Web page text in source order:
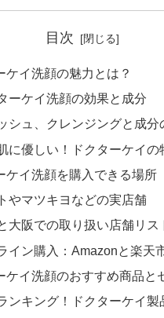
目次
ケイ洗顔の魅力とは？
ーケイ洗顔の効果と成分
シュ、クレンジングと成分
に優しい！ドクターケイの
ケイ洗顔を購入できる場所
やマツキヨなどの実店舗
大阪での取り扱い店舗リス
イン購入：Amazonと楽天
ケイ洗顔のおすすめ商品と
ンキング！ドクターケイ製